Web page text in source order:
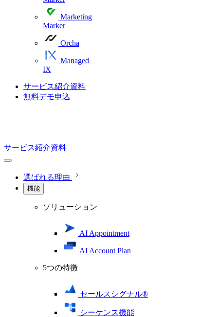
Marketing
Marker
Orcha
Managed
IX
サービス紹介資料
無料デモ申込
サービス紹介資料
選ばれる理由
機能
ソリューション
AI Appointment
AI Account Plan
5つの特徴
セールスシグナル®
シーケンス機能